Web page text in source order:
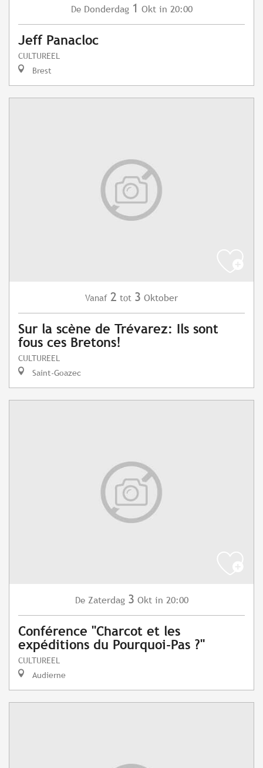
De Donderdag 1 Okt in 20:00
Jeff Panacloc
CULTUREEL
Brest
Vanaf 2 tot 3 Oktober
Sur la scène de Trévarez: Ils sont
fous ces Bretons!
CULTUREEL
Saint-Goazec
De Zaterdag 3 Okt in 20:00
Conférence "Charcot et les
expéditions du Pourquoi-Pas ?"
CULTUREEL
Audierne